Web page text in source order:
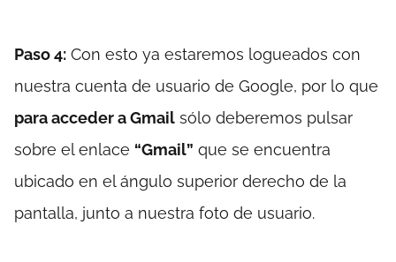
Paso 4: Con esto ya estaremos logueados con
nuestra cuenta de usuario de Google, por lo que
para acceder a Gmail sólo deberemos pulsar
sobre el enlace “Gmail” que se encuentra
ubicado en el ángulo superior derecho de la
pantalla, junto a nuestra foto de usuario.